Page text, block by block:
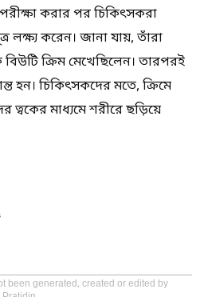
করার পর চিকিৎসকরা
লক্ষ্য করেন। জানা যায়, তাঁরা
বিউটি ক্রিম মেখেছিলেন। তারপরই
হন। চিকিৎসকদের মতে, ক্রিমে
ত্বকের মাধ্যমে শরীরে ছড়িয়ে
been generated, created or edited by